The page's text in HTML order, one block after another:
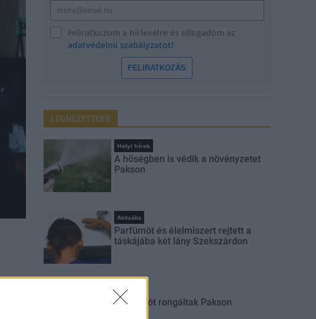
Feliratkozom a hírlevélre és elfogadom az
adatvédelmi szabályzatot!
FELIRATKOZÁS
LEGNÉZETTEBB
Helyi hírek
A hőségben is védik a növényzetet
Pakson
Aktuális
Parfümöt és élelmiszert rejtett a
táskájába két lány Szekszárdon
Aktuális
Sorompót rongáltak Pakson